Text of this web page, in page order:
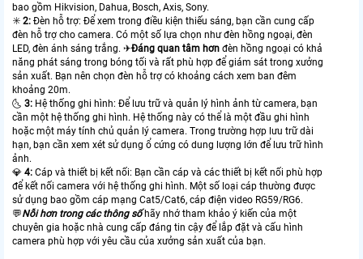
bao gồm Hikvision, Dahua, Bosch, Axis, Sony.
✳️ 2: Đèn hỗ trợ: Để xem trong điều kiện thiếu sáng, bạn cần cung cấp
đèn hỗ trợ cho camera. Có một số lựa chọn như đèn hồng ngoại, đèn
LED, đèn ánh sáng trắng. ✈Đáng quan tâm hơn đèn hồng ngoại có khả
năng phát sáng trong bóng tối và rất phù hợp để giám sát trong xưởng
sản xuất. Bạn nên chọn đèn hỗ trợ có khoảng cách xem ban đêm
khoảng 20m.
🌜 3: Hệ thống ghi hình: Để lưu trữ và quản lý hình ảnh từ camera, bạn
cần một hệ thống ghi hình. Hệ thống này có thể là một đầu ghi hình
hoặc một máy tính chủ quản lý camera. Trong trường hợp lưu trữ dài
hạn, bạn cần xem xét sử dụng ổ cứng có dung lượng lớn để lưu trữ hình
ảnh.
💎 4: Cáp và thiết bị kết nối: Bạn cần cáp và các thiết bị kết nối phù hợp
để kết nối camera với hệ thống ghi hình. Một số loại cáp thường được
sử dụng bao gồm cáp mạng Cat5/Cat6, cáp điện video RG59/RG6.
💬Nỗi hơn trong các thông sốhãy nhớ tham khảo ý kiến của một
chuyên gia hoặc nhà cung cấp đáng tin cậy để lắp đặt và cấu hình
camera phù hợp với yêu cầu của xưởng sản xuất của bạn.